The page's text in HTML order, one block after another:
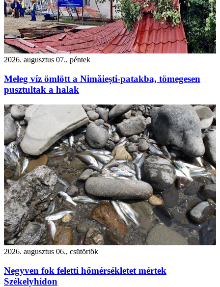
2026. augusztus 07., péntek
Meleg víz ömlött a Nimăiești-patakba, tömegesen
pusztultak a halak
2026. augusztus 06., csütörtök
Negyven fok feletti hőmérsékletet mértek
Székelyhídon